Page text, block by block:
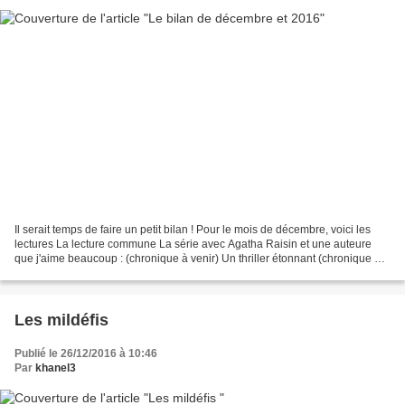
Il serait temps de faire un petit bilan ! Pour le mois de décembre, voici les
lectures La lecture commune La série avec Agatha Raisin et une auteure
que j'aime beaucoup : (chronique à venir) Un thriller étonnant (chronique à
Les mildéfis
Publié le 26/12/2016 à 10:46
Par khanel3